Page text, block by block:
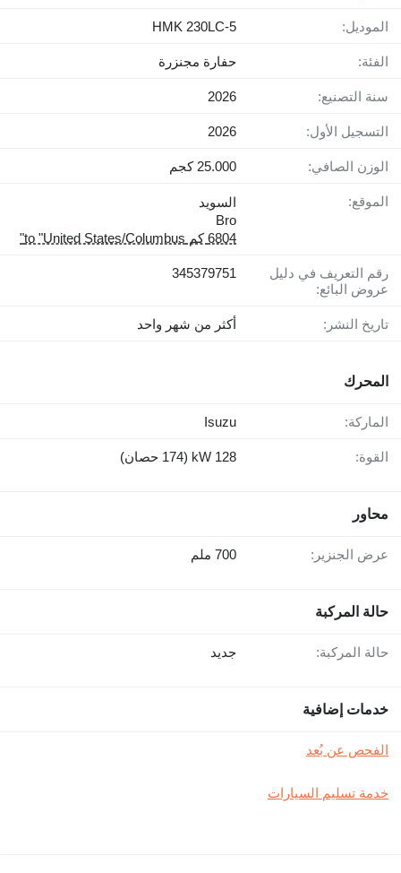
الموديل: HMK 230LC-5
الفئة: حفارة مجنزرة
سنة التصنيع: 2026
التسجيل الأول: 2026
الوزن الصافي: 25.000 كجم
الموقع:
السويد
Bro
6804 كم to "United States/Columbus"
رقم التعريف في دليل
عروض البائع:
345379751
تاريخ النشر: أكثر من شهر واحد
المحرك
الماركة: Isuzu
القوة: 128 kW (174 حصان)
محاور
عرض الجنزير: 700 ملم
حالة المركبة
حالة المركبة: جديد
خدمات إضافية
الفحص عن بُعد
خدمة تسليم السيارات